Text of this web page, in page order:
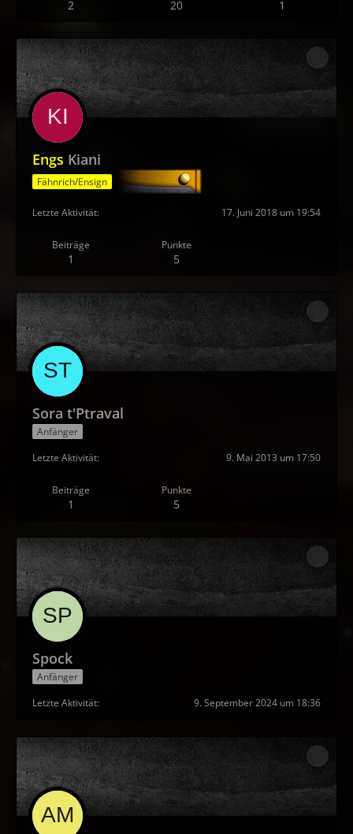
2 20 1
Engs Kiani
Fähnrich/Ensign
Letzte Aktivität 17. Juni 2018 um 19:54
Beiträge
1
Punkte
5
Sora t'Ptraval
Anfänger
Letzte Aktivität
9. Mai 2013 um 17:50
Beiträge
1
Punkte
5
Spock
Anfänger
Letzte Aktivität
9. September 2024 um 18:36